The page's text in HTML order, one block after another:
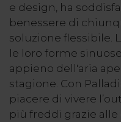
e design, ha
benessere di
soluzione flessibile.
le loro forme
appieno dell'aria
stagione. Con
piacere di vivere
più freddi grazie